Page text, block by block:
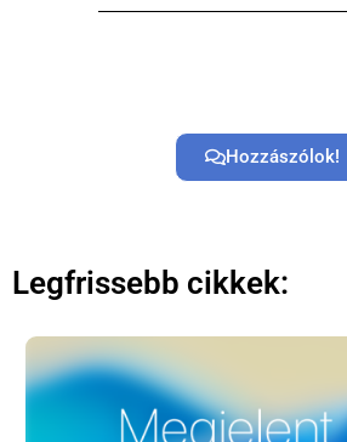
Hozzászólok!
Legfrissebb cikkek: